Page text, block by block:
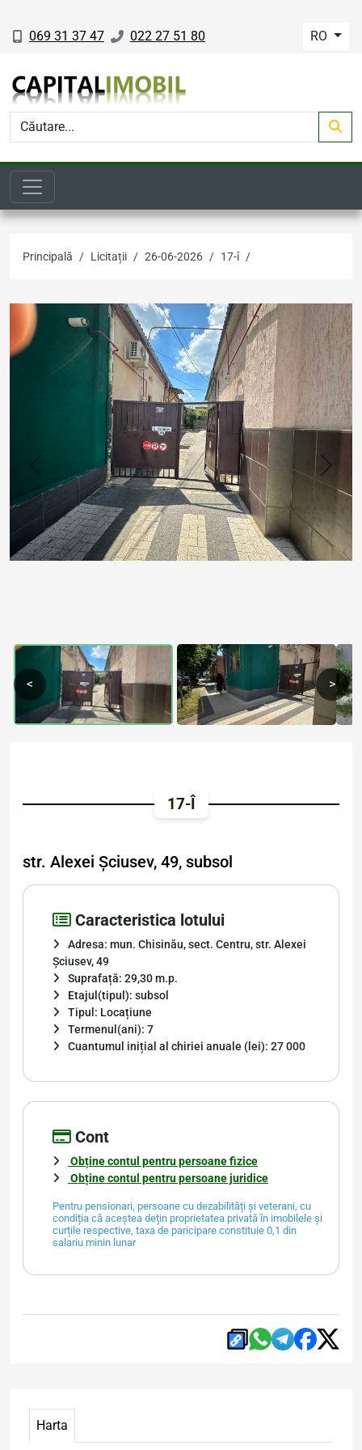
069 31 37 47 022 27 51 80 RO
Principală Licitații 26-06-2026 17-î
Previous Next
< >
17-Î
str. Alexei Șciusev, 49, subsol
Caracteristica lotului
Adresa: mun. Chisinău, sect. Centru, str. Alexei
Șciusev, 49
Suprafață: 29,30 m.p.
Etajul(tipul): subsol
Tipul: Locațiune
Termenul(ani): 7
Cuantumul inițial al chiriei anuale (lei): 27 000
Cont
Obține contul pentru persoane fizice
Obține contul pentru persoane juridice
Pentru pensionari, persoane cu dezabilități și veterani, cu
condiția că aceștea dețin proprietatea privată în imobilele și
curțile respective, taxa de paricipare constituie 0,1 din
salariu minin lunar
Harta